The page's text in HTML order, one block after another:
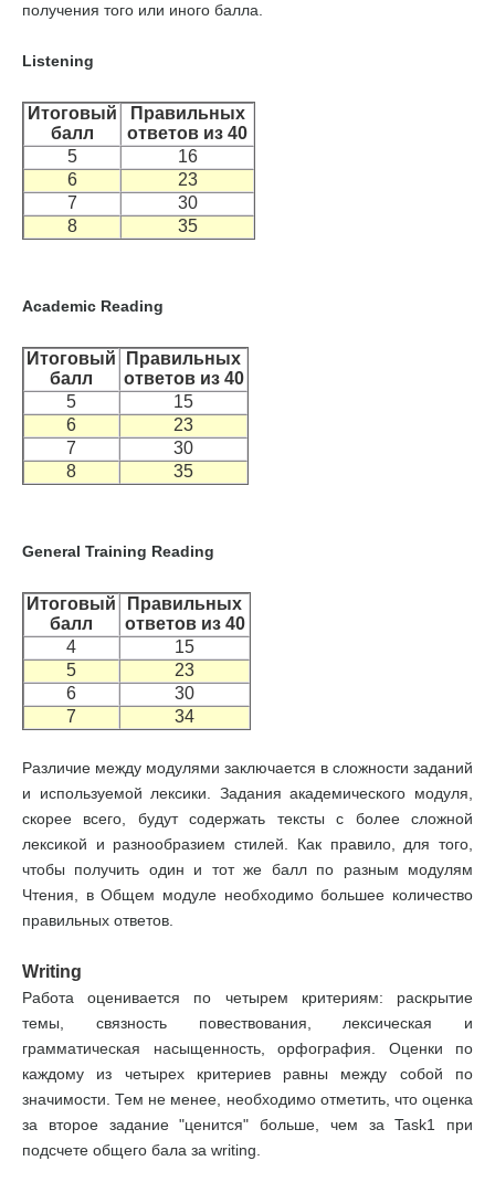
получения того или иного балла.
Listening
Итоговый
балл
Правильных
ответов из 40
5
16
6
23
7
30
8
35
Academic Reading
Итоговый
балл
Правильных
ответов из 40
5
15
6
23
7
30
8
35
General Training Reading
Итоговый
балл
Правильных
ответов из 40
4
15
5
23
6
30
7
34
Различие между модулями заключается в сложности заданий
и используемой лексики. Задания академического модуля,
скорее всего, будут содержать тексты с более сложной
лексикой и разнообразием стилей. Как правило, для того,
чтобы получить один и тот же балл по разным модулям
Чтения, в Общем модуле необходимо большее количество
правильных ответов.
Writing
Работа оценивается по четырем критериям: раскрытие
темы, связность повествования, лексическая и
грамматическая насыщенность, орфография. Оценки по
каждому из четырех критериев равны между собой по
значимости. Тем не менее, необходимо отметить, что оценка
за второе задание "ценится" больше, чем за Task1 при
подсчете общего бала за writing.